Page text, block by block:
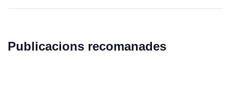
Publicacions recomanades